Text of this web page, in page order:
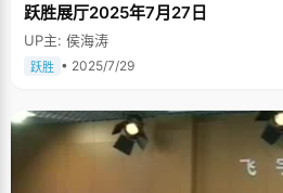
跃胜展厅2025年7月27日
UP主: 侯海涛
跃胜 • 2025/7/29